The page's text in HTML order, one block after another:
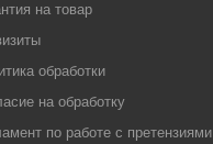
на товар
обработки
на обработку
по работе с претензиями